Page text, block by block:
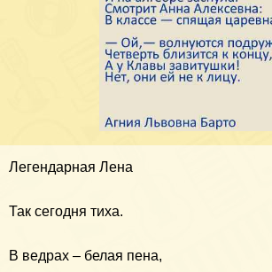
Легендарная Лена
Так сегодня тиха.
В ведрах – белая пена,